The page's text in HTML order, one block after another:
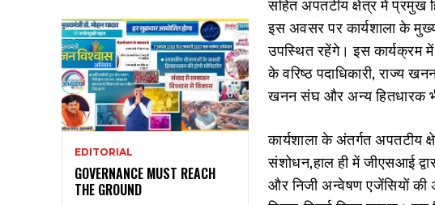
EDITORIAL
GOVERNANCE MUST REACH
THE GROUND
सहित अपतटीय क्षेत्र में प्रमुख
इस अवसर पर कार्यशाला के
उपस्थित रहेंगे। इस कार्यक्रम
के वरिष्ठ पदाधिकारी, राज्य
खनन संघ और अन्य हितधारक
कार्यशाला के अंतर्गत अपतटीय
संशोधन,हाल ही में जीएसआई
और निजी अन्वेषण एजेंसियों की